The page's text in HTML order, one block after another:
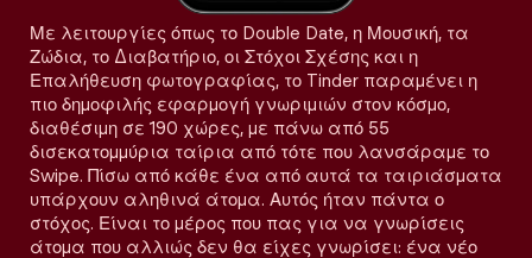
Με λειτουργίες όπως το Double Date, η Μουσική, τα
Ζώδια, το Διαβατήριο, οι Στόχοι Σχέσης και η
Επαλήθευση φωτογραφίας, το Tinder παραμένει η
πιο δημοφιλής εφαρμογή γνωριμιών στον κόσμο,
διαθέσιμη σε 190 χώρες, με πάνω από 55
δισεκατομμύρια ταίρια από τότε που λανσάραμε το
Swipe. Πίσω από κάθε ένα από αυτά τα ταιριάσματα
υπάρχουν αληθινά άτομα. Αυτός ήταν πάντα ο
στόχος. Είναι το μέρος που πας για να γνωρίσεις
άτομα που αλλιώς δεν θα είχες γνωρίσει: ένα νέο